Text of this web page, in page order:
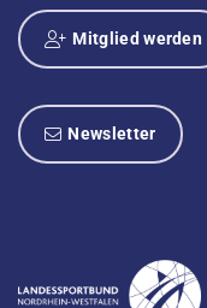
Mitglied werden
Newsletter